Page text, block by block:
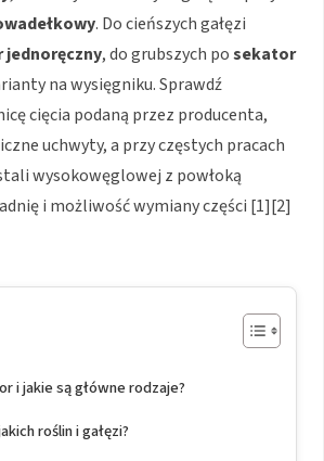
. Do cieńszych gałęzi
, do grubszych posekator
na wysięgniku. Sprawdź
cięcia podaną przez producenta,
uchwyty, a przy częstych pracach
wysokowęglowej z powłoką
i możliwość wymiany części [1][2]
i jakie są główne rodzaje?
roślin i gałęzi?